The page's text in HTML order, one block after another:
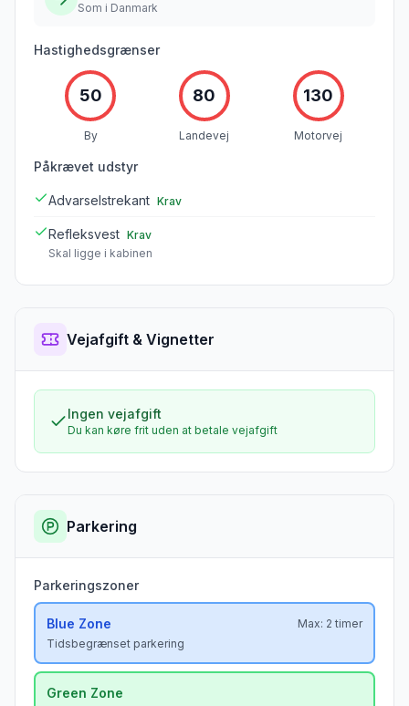
Som i Danmark
Hastighedsgrænser
50
By
80
Landevej
130
Motorvej
Påkrævet udstyr
Advarselstrekant Krav
Refleksvest Krav
Skal ligge i kabinen
Vejafgift & Vignetter
Ingen vejafgift
Du kan køre frit uden at betale vejafgift
Parkering
Parkeringszoner
Blue Zone Max: 2 timer
Tidsbegrænset parkering
Green Zone